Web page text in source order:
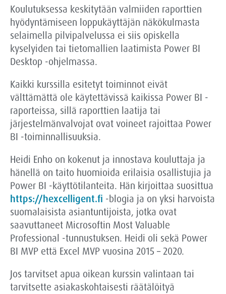
Koulutuksessa keskitytään valmiiden raporttien
hyödyntämiseen loppukäyttäjän näkökulmasta
selaimella pilvipalvelussa ei siis opiskella
kyselyiden tai tietomallien laatimista Power BI
Desktop -ohjelmassa.
Kaikki kurssilla esitetyt toiminnot eivät
välttämättä ole käytettävissä kaikissa Power BI -
raporteissa, sillä raporttien laatija tai
järjestelmänvalvojat ovat voineet rajoittaa Power
BI -toiminnallisuuksia.
Heidi Enho on kokenut ja innostava kouluttaja ja
hänellä on taito huomioida erilaisia osallistujia ja
Power BI -käyttötilanteita. Hän kirjoittaa suosittua
https://hexcelligent.fi -blogia ja on yksi harvoista
suomalaisista asiantuntijoista, jotka ovat
saavuttaneet Microsoftin Most Valuable
Professional -tunnustuksen. Heidi oli sekä Power
BI MVP että Excel MVP vuosina 2015 – 2020.
Jos tarvitset apua oikean kurssin valintaan tai
tarvitsette asiakaskohtaisesti räätälöityä